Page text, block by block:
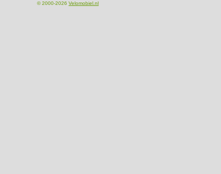
© 2000-2026 Velomobiel.nl